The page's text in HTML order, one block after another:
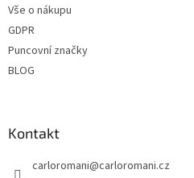
Vše o nákupu
GDPR
Puncovní značky
BLOG
Kontakt
carloromani@carloromani.cz